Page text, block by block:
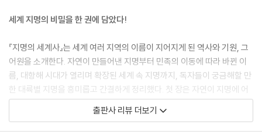
유대인의 이름은 이렇게 시작되었다
예수가 걸었던 곳의 지명
성전으로 확대된 이슬람제국
왜 카이로가 ‘승리의 도시’인가?
아랍인의 북아프리카 침공
알람브라는 ‘붉은 성’
페르시아가 이란이 된 이유는?
서양’이 되었다.
1143년 레콩키스타에 힘입어 포르투갈도 독립을 하긴 했지만, 스페인의
카스티야왕국에 둘러싸이게 되었고 대서양을 등지고 있는 국토인 만큼 그
지배하에 놓이는 것은 시간문제인 상황이었다. 그런데 프랑스가 카스티야
를 지원한 것을 불만스럽게 생각하던 영국이 포르투갈 지원에 나섰다. 그
결과 1385년 포르투갈은 강대국 카스티야를 물리쳤고, 1886년 영국과
윈저 조약(현존하는 가장 오래된 양자 간 동맹)을 맺으며 독립했다. 그러
세계 지명의 비밀을 한 권에 담았다!
『지명의 세계사』는 세계 여러 지역의 이름이 지어지게 된 역사와 기원, 그
어원을 소개한다. 자연이 만들어낸 지명부터 민족의 이동에 따라 바뀐 이
름, 대항해 시대가 열리며 확장된 세계 속 지명까지, 독자들이 궁금해할 만
한 대륙별 지명을 흥미롭고 간결하게 정리했다. 첫 장은 자연이 지명에 어
떤 영향을 주었는지 설명하며 시작한다. 지형이나 기후 특징, 지질 상태 등
이 이름을 짓는 데 어떤 결정적 영향을 했는지 보여준다. 이어지는 장에서
출판사 리뷰 더보기